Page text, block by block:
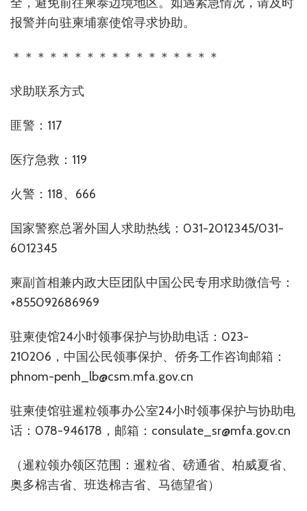
报警并向驻柬埔寨使馆寻求协助。
＊＊＊＊＊＊＊＊＊＊＊＊＊＊＊＊＊
求助联系方式
匪警：117
医疗急救：119
火警：118、666
国家警察总署外国人求助热线：031-2012345/031-
6012345
柬副首相兼内政大臣团队中国公民专用求助微信号：
+855092686969
驻柬使馆24小时领事保护与协助电话：023-
210206，中国公民领事保护、侨务工作咨询邮箱：
phnom-penh_lb@csm.mfa.gov.cn
驻柬使馆驻暹粒领事办公室24小时领事保护与协助电
话：078-946178，邮箱：consulate_sr@mfa.gov.cn
（暹粒领办领区范围：暹粒省、磅通省、柏威夏省、
奥多棉吉省、班迭棉吉省、马德望省）